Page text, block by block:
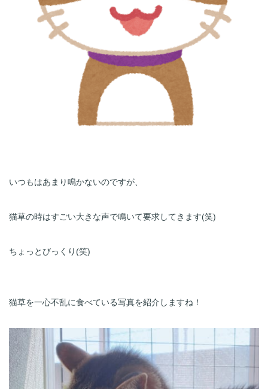
いつもはあまり鳴かないのですが、
猫草の時はすごい大きな声で鳴いて要求してきます(笑)
ちょっとびっくり(笑)
猫草を一心不乱に食べている写真を紹介しますね！